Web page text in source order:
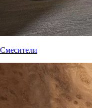
Смесители